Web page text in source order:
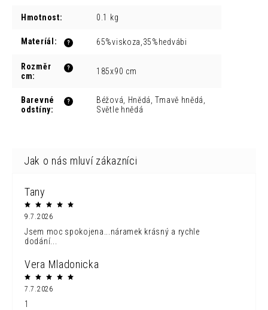
Hmotnost: 0.1 kg
?
Materíál : 65%viskoza,35%hedvábi
?
Rozměr
cm: 185x90 cm
?
Barevné
odstíny:
Béžová, Hnědá, Tmavě hnědá,
Světle hnědá
Tany
9.7.2026
Jsem moc spokojena...náramek krásný a rychle
dodání...
Vera Mladonicka
7.7.2026
1